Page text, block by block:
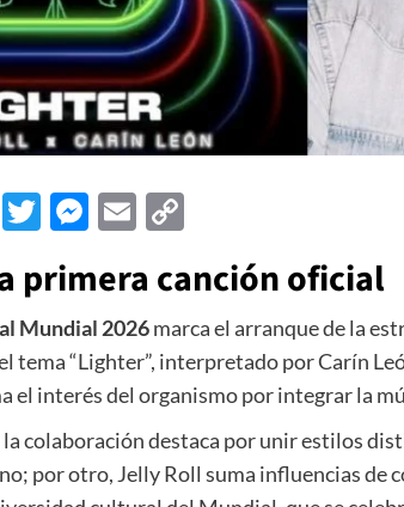
Threads
Twitter
Messenger
Email
primera canción oficial
Mundial 2026marca el arranque de la
tema “Lighter”, interpretado porCarín
el interés del organismo por integrar la
colaboración destaca por unir estilos
por otro, Jelly Roll suma influencias de